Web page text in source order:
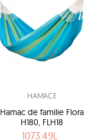
HAMACE
Hamac de familie Flora
H180, FLH18
1073.49L